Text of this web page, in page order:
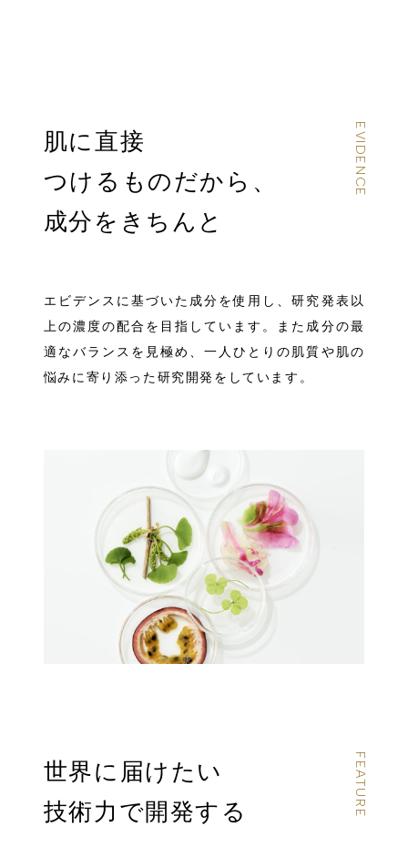
肌に直接
つけるものだから、
成分をきちんと
エビデンスに基づいた成分を使用し、研究発表以
上の濃度の配合を目指しています。また成分の最
適なバランスを見極め、一人ひとりの肌質や肌の
悩みに寄り添った研究開発をしています。
世界に届けたい
技術力で開発する